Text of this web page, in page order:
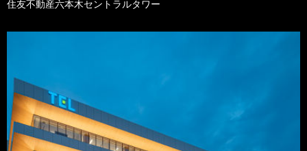
住友不動産六本木セントラルタワー